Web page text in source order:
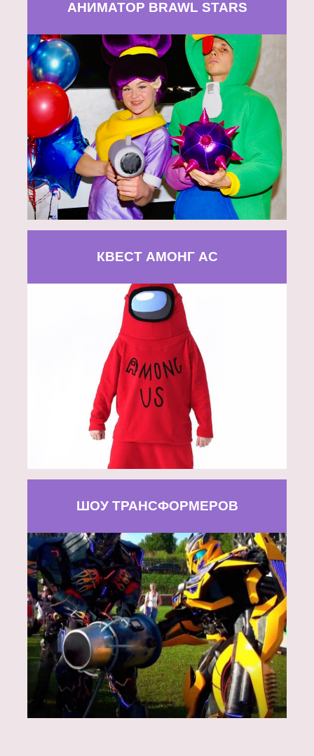
АНИМАТОР BRAWL STARS
КВЕСТ АМОНГ АС
ШОУ ТРАНСФОРМЕРОВ